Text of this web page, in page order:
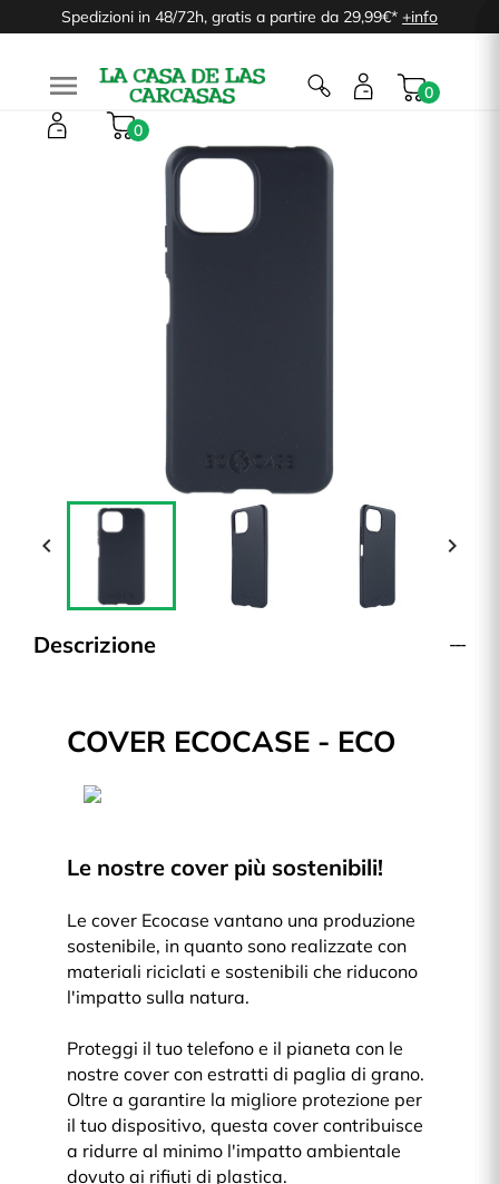
Spedizioni in 48/72h, gratis a partire da 29,99€* +info

0
0
 
Descrizione
COVER ECOCASE - ECO
Le nostre cover più sostenibili!
Le cover Ecocase vantano una produzione
sostenibile, in quanto sono realizzate con
materiali riciclati e sostenibili che riducono
l'impatto sulla natura.
Proteggi il tuo telefono e il pianeta con le
nostre cover con estratti di paglia di grano.
Oltre a garantire la migliore protezione per
il tuo dispositivo, questa cover contribuisce
a ridurre al minimo l'impatto ambientale
dovuto ai rifiuti di plastica.